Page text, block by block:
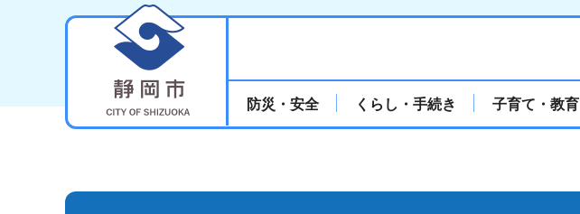
防災・安全 くらし・手続き 子育て・教育